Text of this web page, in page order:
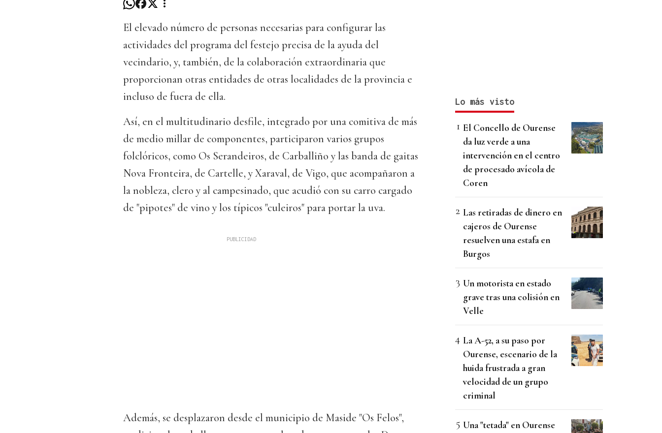
El elevado número de personas necesarias para configurar las
actividades del programa del festejo precisa de la ayuda del
vecindario, y, también, de la colaboración extraordinaria que
proporcionan otras entidades de otras localidades de la provincia e
incluso de fuera de ella.
Así, en el multitudinario desfile, integrado por una comitiva de más
de medio millar de componentes, participaron varios grupos
folclóricos, como Os Serandeiros, de Carballiño y las banda de gaitas
Nova Fronteira, de Cartelle, y Xaraval, de Vigo, que acompañaron a
la nobleza, clero y al campesinado, que acudió con su carro cargado
de "pipotes" de vino y los típicos "culeiros" para portar la uva.
Además, se desplazaron desde el municipio de Maside "Os Felos",
Lo más visto
El Concello de Ourense
da luz verde a una
intervención en el centro
de procesado avícola de
Coren
Las retiradas de dinero en
cajeros de Ourense
resuelven una estafa en
Burgos
Un motorista en estado
grave tras una colisión en
Velle
La A-52, a su paso por
Ourense, escenario de la
huida frustrada a gran
velocidad de un grupo
criminal
Una "tetada" en Ourense